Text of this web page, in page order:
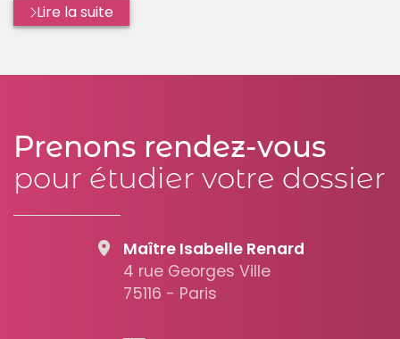
Lire la suite
Prenons rendez-vous
pour étudier votre dossier
Maître Isabelle Renard
4 rue Georges Ville
75116 - Paris